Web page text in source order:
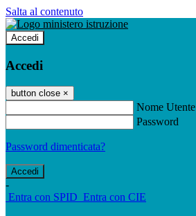
Salta al contenuto
Accedi
Accedi
button close ×
Nome Utente
Password
Password dimenticata?
-
Entra con SPID Entra con CIE